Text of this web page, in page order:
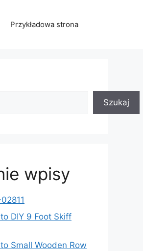
Przykładowa strona
Szukaj
wpisy
DIY 9 Foot Skiff
Small Wooden Row